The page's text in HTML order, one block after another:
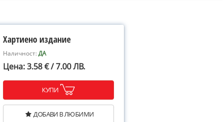
Хартиено издание
Наличност:ДА
Цена: 3.58 € / 7.00 ЛВ.
КУПИ
ДОБАВИ В ЛЮБИМИ